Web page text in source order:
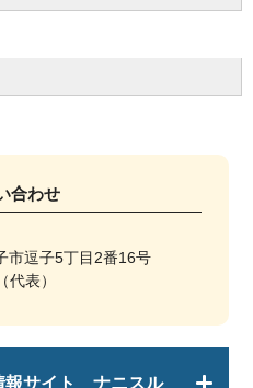
合わせ
逗子5丁目2番16号
表）
報サイト ナニスル